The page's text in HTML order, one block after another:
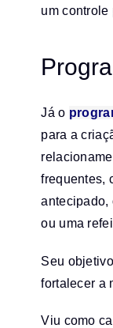
um controle
Já o
para a
frequentes,
antecipado,
ou uma
Seu
fortalecer a
Viu como